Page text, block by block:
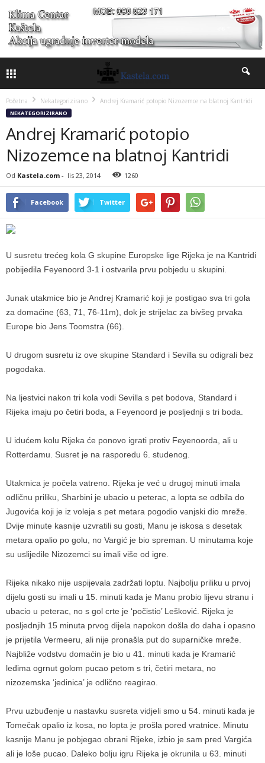
Početna Nekategorizirano Andrej Kramarić potopio Nizozemce na blatnoj Kantridi
NEKATEGORIZIRANO
Andrej Kramarić potopio
Nizozemce na blatnoj Kantridi
Od Kastela.com - lis 23, 2014 1260
Facebook Twitter
U susretu trećeg kola G skupine Europske lige Rijeka je na Kantridi
pobijedila Feyenoord 3-1 i ostvarila prvu pobjedu u skupini.
Junak utakmice bio je Andrej Kramarić koji je postigao sva tri gola
za domaćine (63, 71, 76-11m), dok je strijelac za bivšeg prvaka
Europe bio Jens Toomstra (66).
U drugom susretu iz ove skupine Standard i Sevilla su odigrali bez
pogodaka.
Na ljestvici nakon tri kola vodi Sevilla s pet bodova, Standard i
Rijeka imaju po četiri boda, a Feyenoord je posljednji s tri boda.
U idućem kolu Rijeka će ponovo igrati protiv Feyenoorda, ali u
Rotterdamu. Susret je na rasporedu 6. studenog.
Utakmica je počela vatreno. Rijeka je već u drugoj minuti imala
odličnu priliku, Sharbini je ubacio u peterac, a lopta se odbila do
Jugovića koji je iz voleja s pet metara pogodio vanjski dio mreže.
Dvije minute kasnije uzvratili su gosti, Manu je iskosa s desetak
metara opalio po golu, no Vargić je bio spreman. U minutama koje
su uslijedile Nizozemci su imali više od igre.
Rijeka nikako nije uspijevala zadržati loptu. Najbolju priliku u prvoj
dijelu gosti su imali u 15. minuti kada je Manu probio lijevu stranu i
ubacio u peterac, no s gol crte je ‘počistio’ Lešković. Rijeka je
posljednjih 15 minuta prvog dijela napokon došla do daha i opasno
je prijetila Vermeeru, ali nije pronašla put do suparničke mreže.
Najbliže vodstvu domaćin je bio u 41. minuti kada je Kramarić
leđima ogrnut golom pucao petom s tri, četiri metara, no
nizozemska ‘jedinica’ je odlično reagirao.
Prvu uzbuđenje u nastavku susreta vidjeli smo u 54. minuti kada je
Tomečak opalio iz kosa, no lopta je prošla pored vratnice. Minutu
kasnije Manu je pobjegao obrani Rijeke, izbio je sam pred Vargića
ali je loše pucao. Daleko bolju igru Rijeka je okrunila u 63. minuti